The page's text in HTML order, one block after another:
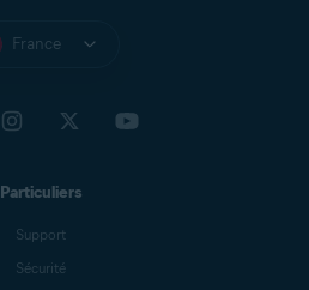
France
Particuliers
Support
Sécurité